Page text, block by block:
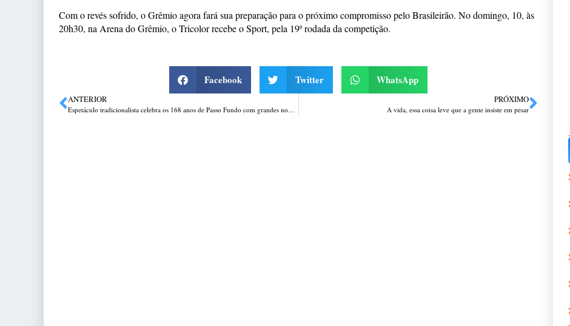
Com o revés sofrido, o Grêmio agora fará sua preparação para o próximo compromisso pelo Brasileirão. No domingo, 10, às
20h30, na Arena do Grêmio, o Tricolor recebe o Sport, pela 19ª rodada da competição.
Facebook Twitter WhatsApp
ANTERIOR
Espetáculo tradicionalista celebra os 168 anos de Passo Fundo com grandes nomes da música gaúcha
PRÓXIMO
A vida, essa coisa leve que a gente insiste em pesar